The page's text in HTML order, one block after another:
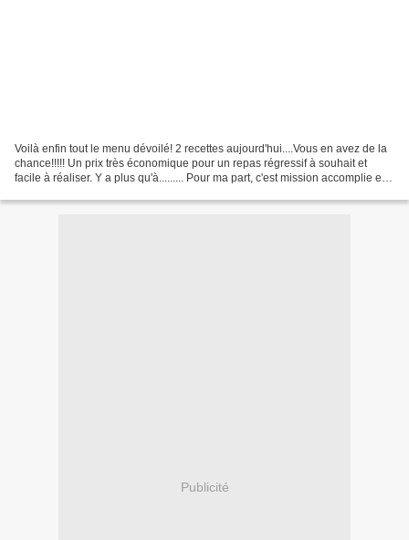
Voilà enfin tout le menu dévoilé! 2 recettes aujourd'hui....Vous en avez de la
chance!!!!! Un prix très économique pour un repas régressif à souhait et
facile à réaliser. Y a plus qu'à......... Pour ma part, c'est mission accomplie et
Publicité